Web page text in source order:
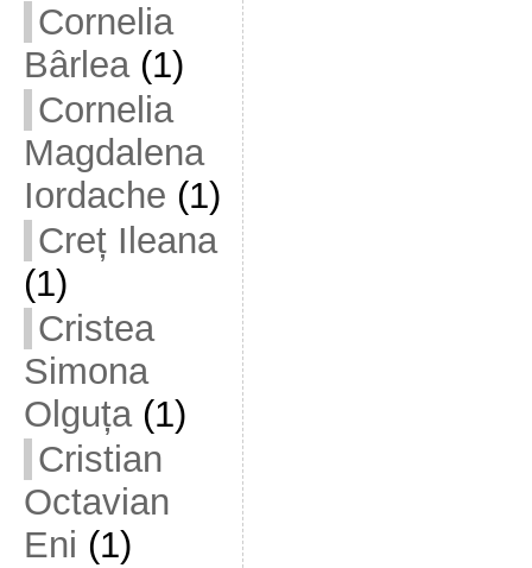
Cornelia
Bârlea(1)
Cornelia
Magdalena
Iordache (1)
Creț Ileana
(1)
Cristea
Simona
Olguța(1)
Cristian
Octavian
Eni (1)